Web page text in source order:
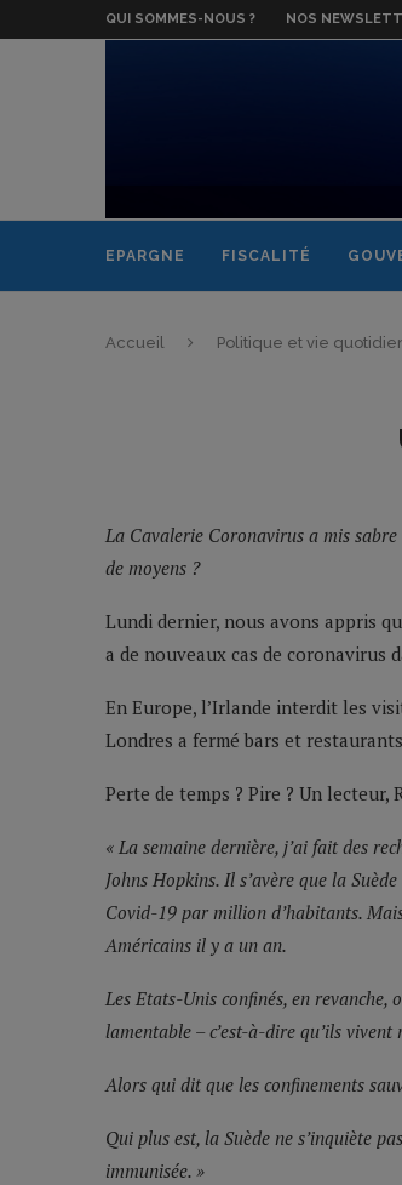
QUI SOMMES-NOUS ? NOS
EPARGNE FISCALITÉ
Accueil Politique et vie
La Cavalerie Coronavirus a mis
de moyens ?
Lundi dernier, nous avons appris
a de nouveaux cas de coronavirus
En Europe, l’Irlande interdit les
Londres a fermé bars et
Perte de temps ? Pire ? Un lecteur,
« La semaine dernière, j’ai fait des
Johns Hopkins. Il s’avère que la
Covid-19 par million d’habitants.
Américains il y a un an.
Les Etats-Unis confinés, en
lamentable – c’est-à-dire qu’ils
Alors qui dit que les confinements
Qui plus est, la Suède ne s’inquiète
immunisée. »